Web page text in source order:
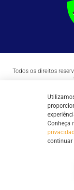
Todos os direitos
Mathilde Hoffmann, 66 -
Conheça
continuar